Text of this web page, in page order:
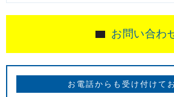
お問い合わ
お電話からも受け付けて